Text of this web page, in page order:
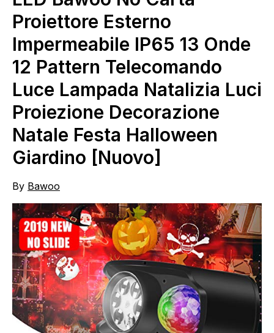
Proiettore Esterno
Impermeabile IP65 13 Onde
12 Pattern Telecomando
Luce Lampada Natalizia Luci
Proiezione Decorazione
Natale Festa Halloween
Giardino [Nuovo]
By Bawoo